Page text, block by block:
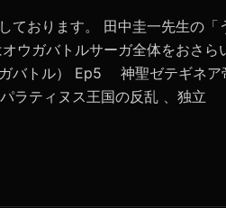
ております。 田中圭一先生の「
ウガバトルサーガ全体をおさら
バトル） Ep5 神聖ゼテギネ
パラティヌス王国の反乱 、